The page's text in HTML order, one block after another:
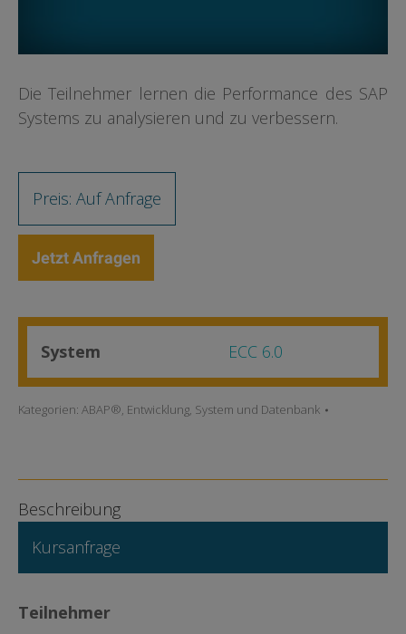
Die Teilnehmer lernen die Performance des SAP
Systems zu analysieren und zu verbessern.
Preis: Auf Anfrage
Jetzt Anfragen
System ECC 6.0
Kategorien: ABAP®, Entwicklung, System und Datenbank
Beschreibung
Kursanfrage
Teilnehmer